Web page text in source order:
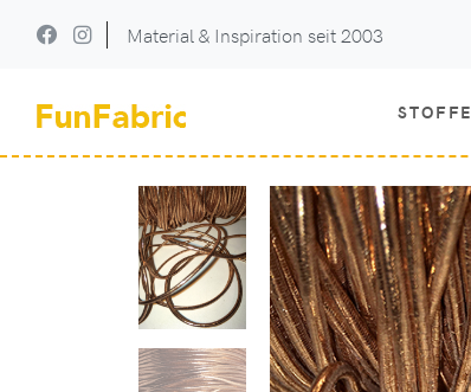
Material & Inspiration seit 2003
STOFFE